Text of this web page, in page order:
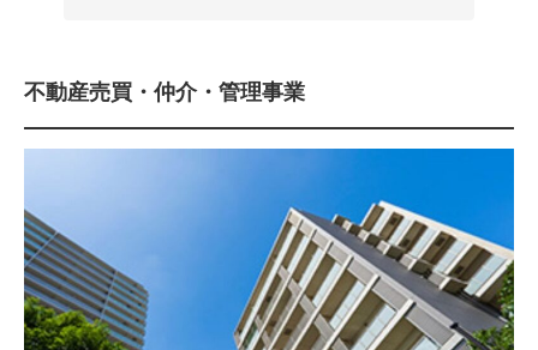
不動産売買・仲介・管理事業